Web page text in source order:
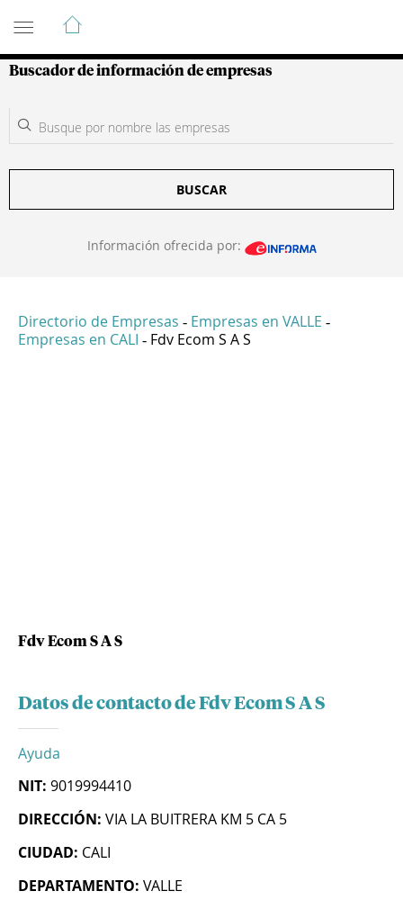
Guía de Empresas Colombianas
Buscador de información de empresas
BUSCAR
Información ofrecida por:
Directorio de Empresas - Empresas en VALLE -
Empresas en CALI - Fdv Ecom S A S
Fdv Ecom S A S
Datos de contacto de Fdv Ecom S A S
Ayuda
NIT: 9019994410
DIRECCIÓN: VIA LA BUITRERA KM 5 CA 5
CIUDAD: CALI
DEPARTAMENTO: VALLE